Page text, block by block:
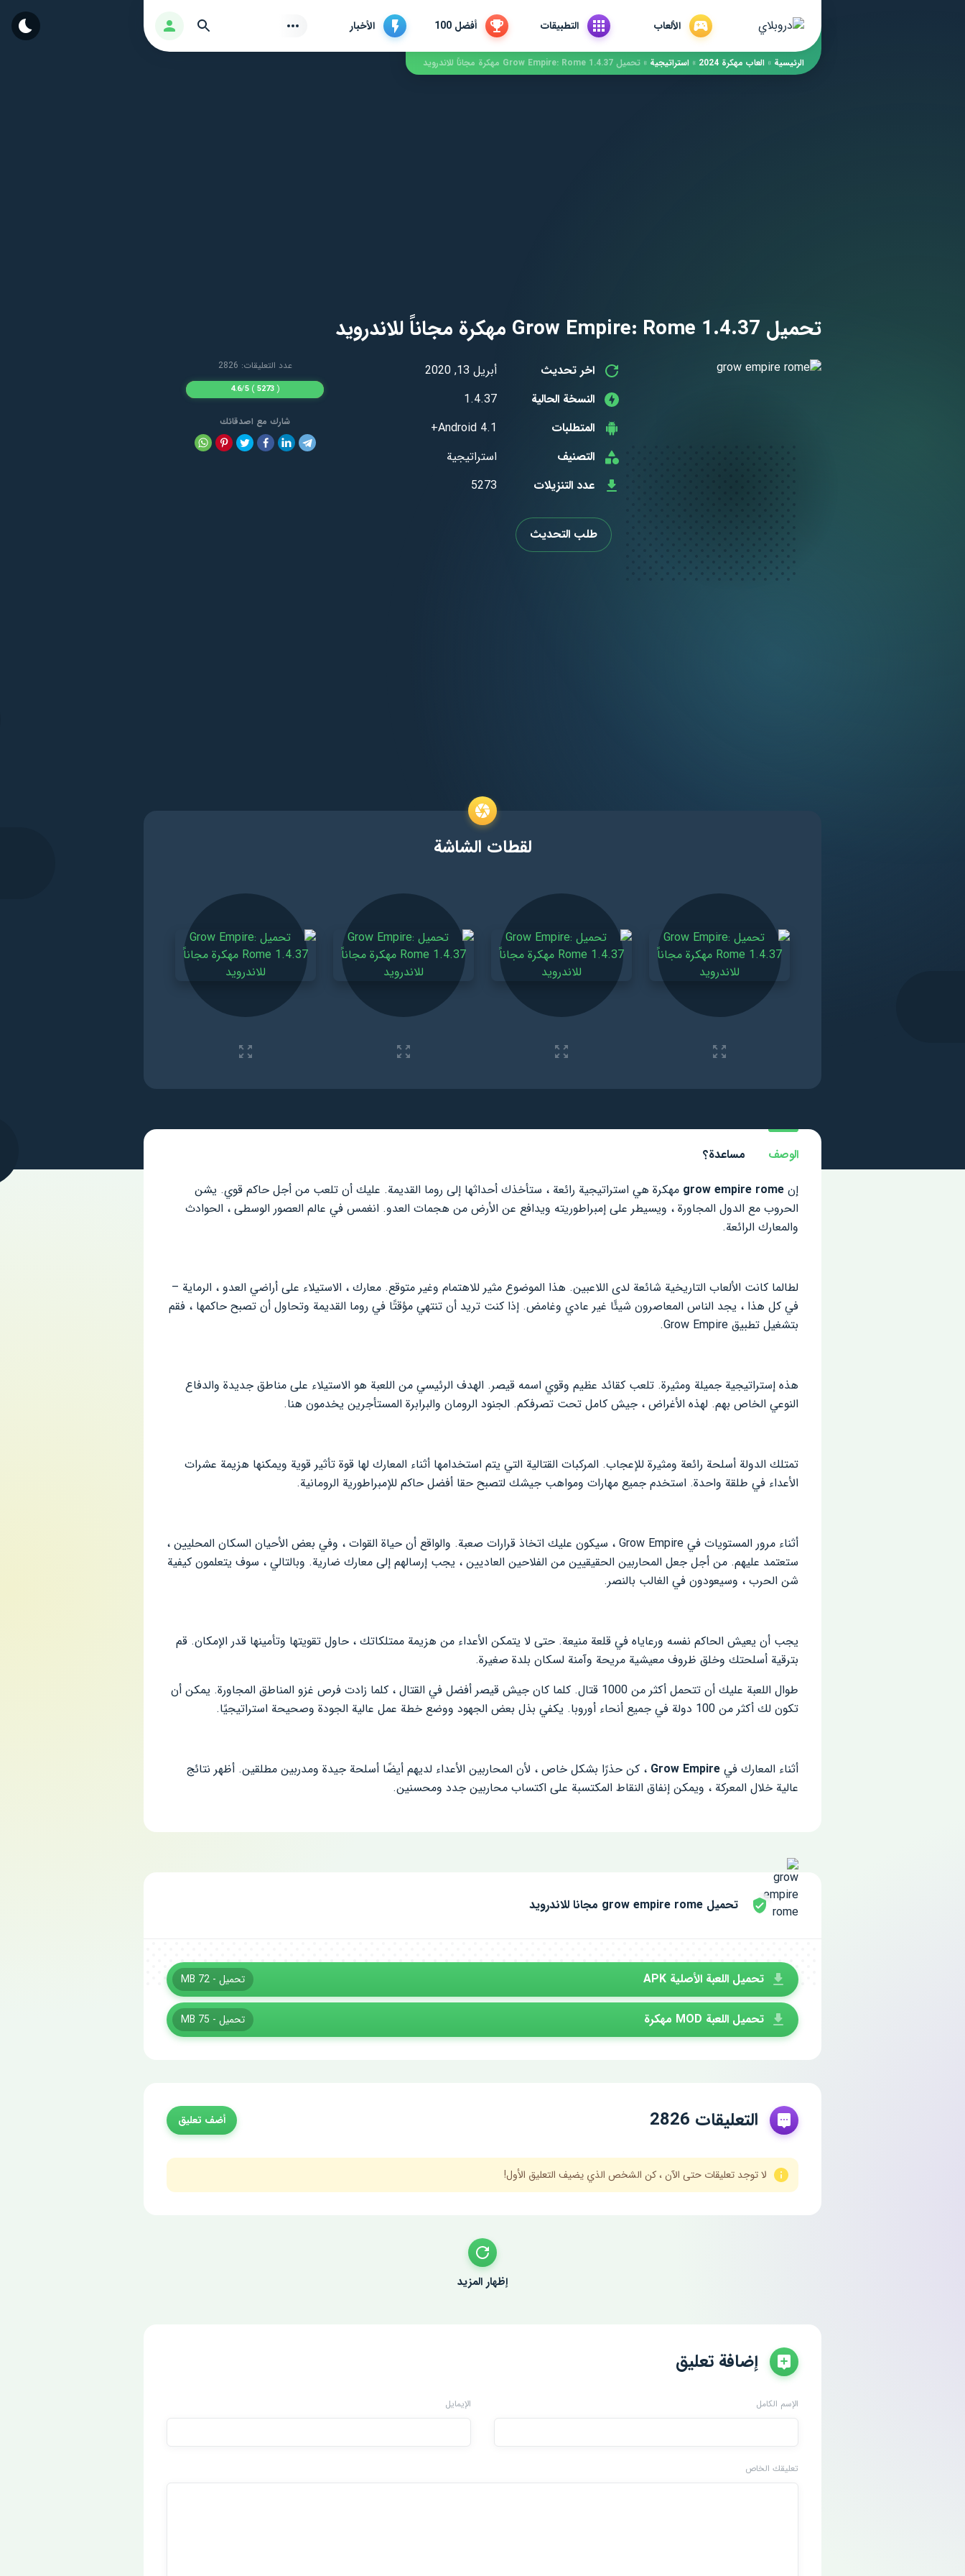
الألعاب التطبيقات أفضل 100 الأخبار تسجيل الدخول بحث
الرئيسية » العاب مهكرة 2024 » استراتيجية » تحميل Grow Empire: Rome 1.4.37 مهكرة مجاناً للاندرويد
تحميل Grow Empire: Rome 1.4.37 مهكرة مجاناً للاندرويد
اخر تحديث
أبريل 13, 2020
النسخة الحالية
1.4.37
المتطلبات
Android 4.1+
التصنيف
استراتيجية
عدد التنزيلات
5273
عدد التعليقات: 2826
(
5273
)
4.6/5
شارك مع اصدقائك
طلب التحديث
لقطات الشاشة
الوصف
مساعدة؟
إن grow empire rome مهكرة هي استراتيجية رائعة ، ستأخذك أحداثها إلى روما القديمة. عليك أن تلعب من أجل حاكم قوي. يشن
الحروب مع الدول المجاورة ، ويسيطر على إمبراطوريته ويدافع عن الأرض من هجمات العدو. انغمس في عالم العصور الوسطى ، الحوادث
والمعارك الرائعة.
لطالما كانت الألعاب التاريخية شائعة لدى اللاعبين. هذا الموضوع مثير للاهتمام وغير متوقع. معارك ، الاستيلاء على أراضي العدو ، الرماية –
في كل هذا ، يجد الناس المعاصرون شيئًا غير عادي وغامض. إذا كنت تريد أن تنتهي مؤقتًا في روما القديمة وتحاول أن تصبح حاكمها ، فقم
بتشغيل تطبيق Grow Empire.
هذه إستراتيجية جميلة ومثيرة. تلعب كقائد عظيم وقوي اسمه قيصر. الهدف الرئيسي من اللعبة هو الاستيلاء على مناطق جديدة والدفاع
النوعي الخاص بهم. لهذه الأغراض ، جيش كامل تحت تصرفكم. الجنود الرومان والبرابرة المستأجرين يخدمون هنا.
تمتلك الدولة أسلحة رائعة ومثيرة للإعجاب. المركبات القتالية التي يتم استخدامها أثناء المعارك لها قوة تأثير قوية ويمكنها هزيمة عشرات
الأعداء في طلقة واحدة. استخدم جميع مهارات ومواهب جيشك لتصبح حقا أفضل حاكم للإمبراطورية الرومانية.
أثناء مرور المستويات في Grow Empire ، سيكون عليك اتخاذ قرارات صعبة. والواقع أن حياة القوات ، وفي بعض الأحيان السكان المحليين ،
ستعتمد عليهم. من أجل جعل المحاربين الحقيقيين من الفلاحين العاديين ، يجب إرسالهم إلى معارك ضارية. وبالتالي ، سوف يتعلمون كيفية
شن الحرب ، وسيعودون في الغالب بالنصر.
يجب أن يعيش الحاكم نفسه ورعاياه في قلعة منيعة. حتى لا يتمكن الأعداء من هزيمة ممتلكاتك ، حاول تقويتها وتأمينها قدر الإمكان. قم
بترقية أسلحتك وخلق ظروف معيشية مريحة وآمنة لسكان بلدة صغيرة.
طوال اللعبة عليك أن تتحمل أكثر من 1000 قتال. كلما كان جيش قيصر أفضل في القتال ، كلما زادت فرص غزو المناطق المجاورة. يمكن أن
تكون لك أكثر من 100 دولة في جميع أنحاء أوروبا. يكفي بذل بعض الجهود ووضع خطة عمل عالية الجودة وصحيحة استراتيجيًا.
أثناء المعارك في Grow Empire ، كن حذرًا بشكل خاص ، لأن المحاربين الأعداء لديهم أيضًا أسلحة جيدة ومدربين مطلقين. أظهر نتائج
عالية خلال المعركة ، ويمكن إنفاق النقاط المكتسبة على اكتساب محاربين جدد ومحسنين.
تحميل grow empire rome مجانا للاندرويد
تحميل اللعبة الأصلية APK تحميل - 72 MB
تحميل اللعبة MOD مهكرة تحميل - 75 MB
التعليقات 2826 أضف تعليق
لا توجد تعليقات حتى الآن ، كن الشخص الذي يضيف التعليق الأول!
إظهار المزيد
إضافة تعليق
الإسم الكامل الإيمايل
تعليقك الخاص